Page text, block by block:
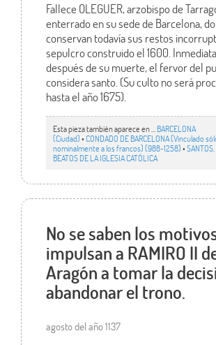
Fallece OLEGUER, arzobispo de
enterrado en su sede de Barcelona,
conservan todavía sus restos
sepulcro construido el 1600.
después de su muerte, el fervor del
considera santo. (Su culto no será
hasta el año 1675).
Esta pieza también aparece en ... BARCELONA
(Ciudad)•CONDADO DE BARCELONA (Vinculado
nominalmente a los francos) (988-1258)•
BEATOS DE LA IGLESIA CATÓLICA
No se saben los
impulsan a RAMIRO II
Aragón a tomar la
abandonar el trono.
agosto del año 1137